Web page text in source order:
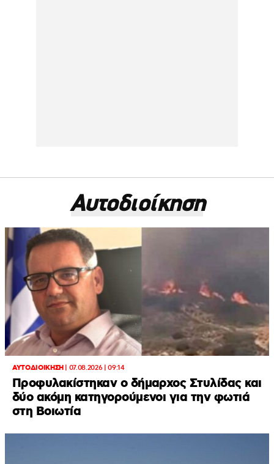
Αυτοδιοίκηση
ΑΥΤΟΔΙΟΙΚΗΣΗ| 07.08.2026 | 09:14
Προφυλακίστηκαν ο δήμαρχος Στυλίδας και
δύο ακόμη κατηγορούμενοι για την φωτιά
στη Βοιωτία